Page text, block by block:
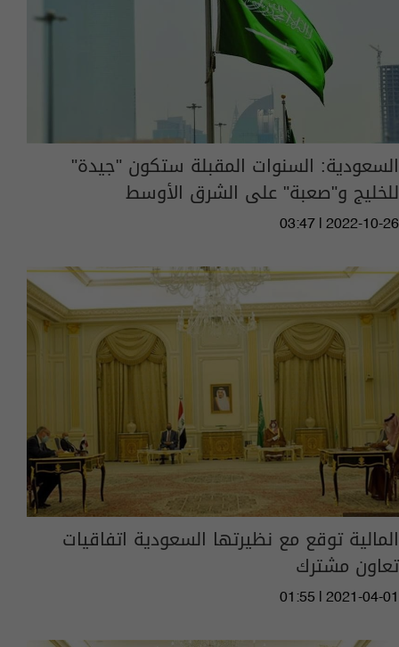
السعودية: السنوات المقبلة ستكون "جيدة"
للخليج و"صعبة" على الشرق الأوسط
03:47 | 2022-10-26
المالية توقع مع نظيرتها السعودية اتفاقيات
تعاون مشترك
01:55 | 2021-04-01